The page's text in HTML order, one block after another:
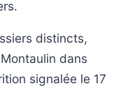
distincts,
dans
signalée le 17